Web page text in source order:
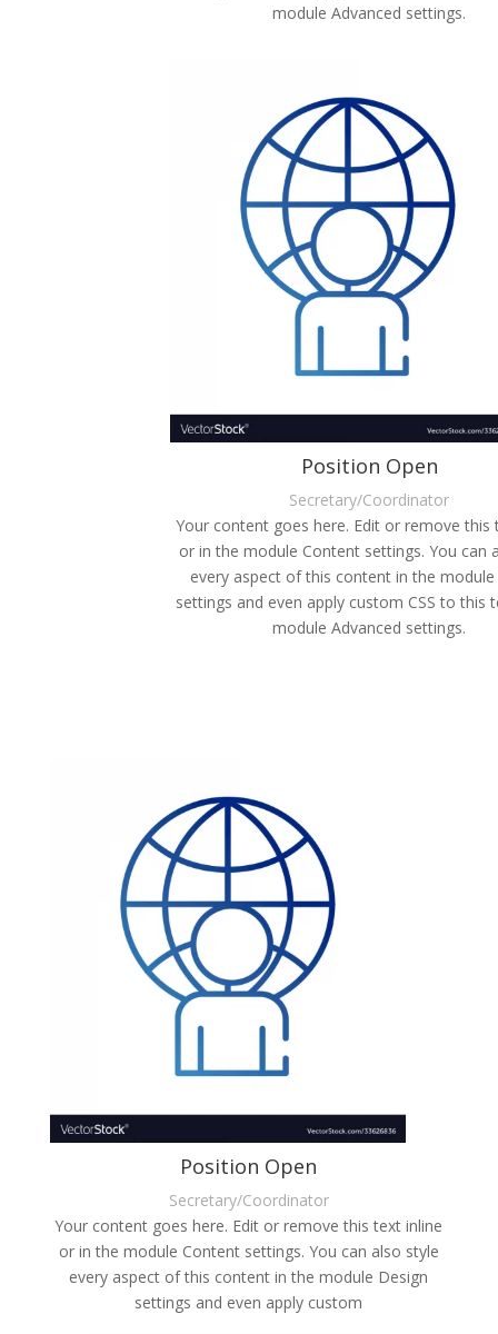
module Advanced settings.
Position Open
Secretary/Coordinator
Your content goes here. Edit or remove this
or in the module Content settings. You can
every aspect of this content in the module
settings and even apply custom CSS to this
module Advanced settings.
Position Open
Secretary/Coordinator
Your content goes here. Edit or remove this text inline
or in the module Content settings. You can also style
every aspect of this content in the module Design
settings and even apply custom